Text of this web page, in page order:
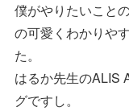
僕がやりたいこと
の可愛くわかりや
た。
はるか先生のALIS
グですし。